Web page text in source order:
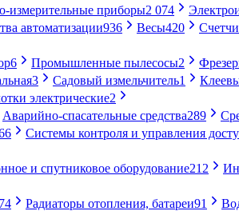
измерительные приборы2 074
автоматизации936 Весы420
6 Промышленные пылесосы2
3 Садовый измельчитель1
электрические2
Аварийно-спасательные средства289
Системы контроля и управления
и спутниковое оборудование212
Радиаторы отопления, батареи91